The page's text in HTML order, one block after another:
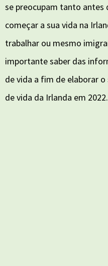
se preocupam tanto antes
começar a sua vida na
trabalhar ou mesmo
importante saber das
de vida a fim de elaborar
de vida da Irlanda em 2022.